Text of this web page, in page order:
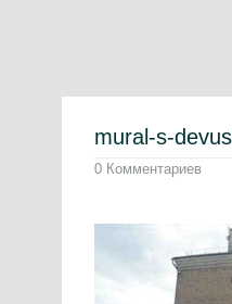
mural-s-
0 Комментариев